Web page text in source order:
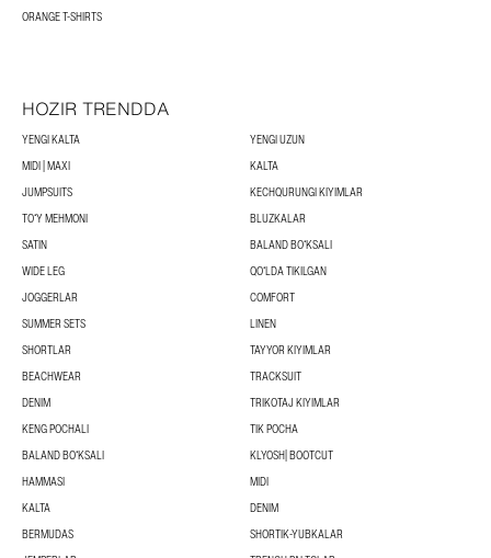
ORANGE T-SHIRTS
HOZIR TRENDDA
YENGI KALTA
YENGI UZUN
MIDI | MAXI
KALTA
JUMPSUITS
KECHQURUNGI KIYIMLAR
TOʻY MEHMONI
BLUZKALAR
SATIN
BALAND BOʻKSALI
WIDE LEG
QOʻLDA TIKILGAN
JOGGERLAR
COMFORT
SUMMER SETS
LINEN
SHORTLAR
TAYYOR KIYIMLAR
BEACHWEAR
TRACKSUIT
DENIM
TRIKOTAJ KIYIMLAR
KENG POCHALI
TIK POCHA
BALAND BOʻKSALI
KLYOSH| BOOTCUT
HAMMASI
MIDI
KALTA
DENIM
BERMUDAS
SHORTIK-YUBKALAR